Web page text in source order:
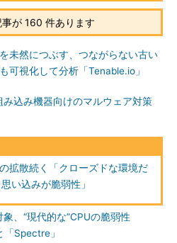
が 160 件あります
未然につぶす、つながらない古い
可視化して分析「Tenable.io」
み込み機器向けのマルウェア対策
拡散続く「クローズドな環境だ
い込みが脆弱性」
、“現代的な”CPUの脆弱性
「Spectre」